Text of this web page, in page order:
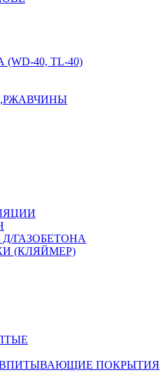
40, TL-40)
ГАЗОБЕТОНА
(КЛЯЙМЕР)
ПОКРЫТИЯ